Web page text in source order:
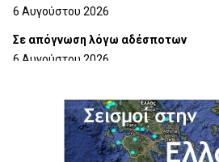
6 Αυγούστου 2026
Σε απόγνωση λόγω αδέσποτων
6 Αυγούστου 2026
6 Αυγούστου 2026
Ολοκληρώνεται η ασφαλτόστρωση